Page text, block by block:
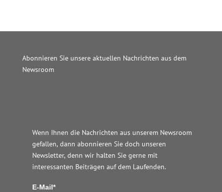
Abonnieren Sie unsere aktuellen Nachrichten aus dem
Newsroom
Wenn Ihnen die Nachrichten aus unserem Newsroom
gefallen, dann abonnieren Sie doch unseren
Newsletter, denn wir halten Sie gerne mit
interessanten Beiträgen auf dem Laufenden.
E-Mail*